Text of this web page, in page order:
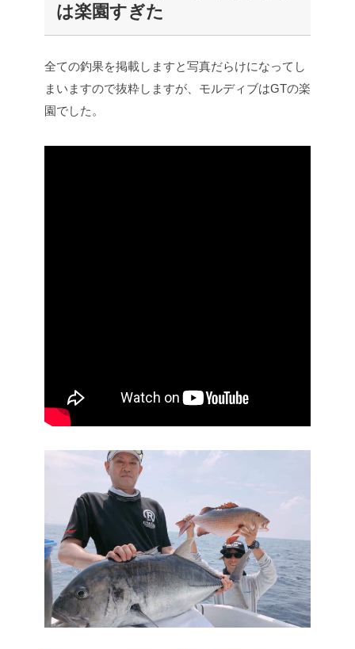
は楽園すぎた
全ての釣果を掲載しますと写真だらけになってし
まいますので抜粋しますが、モルディブはGTの楽
園でした。